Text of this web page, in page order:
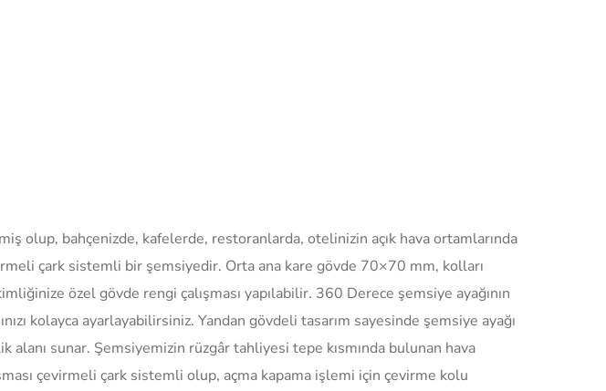
bahçenizde, kafelerde, restoranlarda, otelinizin açık hava ortamlarında
çark sistemli bir şemsiyedir. Orta ana kare gövde 70×70 mm, kolları
özel gövde rengi çalışması yapılabilir. 360 Derece şemsiye ayağının
kolayca ayarlayabilirsiniz. Yandan gövdeli tasarım sayesinde şemsiye ayağı
sunar. Şemsiyemizin rüzgâr tahliyesi tepe kısmında bulunan hava
çevirmeli çark sistemli olup, açma kapama işlemi için çevirme kolu